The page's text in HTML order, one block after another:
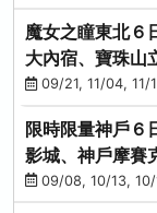
魔女之瞳東北６
大內宿、寶珠山
燒肉吃到飽
09/21, 11/04, 11/
限時限量神戶６
影城、神戶摩賽
09/08, 10/13,